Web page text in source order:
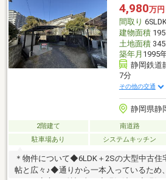
4,980万円
間取り
建物面積
土地面積
築年月 1995
静岡鉄道
7分
その他の交通
静岡県静
2階建て 南道路
駐車場あり
システムキッチン
＊物件について◆6LDK＋2Sの大型中古
帖と広々♪◆通りから一本入っているため